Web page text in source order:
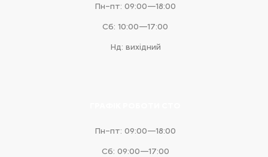
Пн–пт: 09:00—18:00
Сб: 10:00—17:00
Нд: вихідний
Пн–пт: 09:00—18:00
Сб: 09:00—17:00